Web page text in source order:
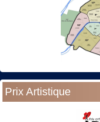
Prix Artistique